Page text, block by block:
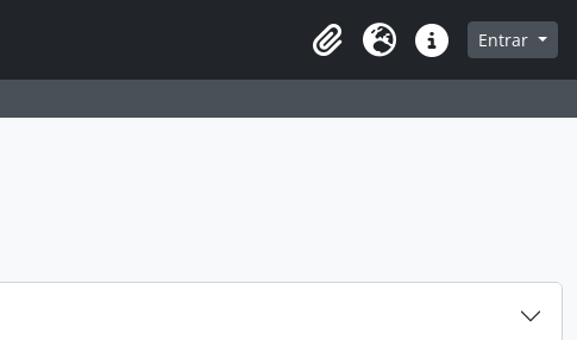
Área de transferência
Idioma Ligações rápidas
Entrar